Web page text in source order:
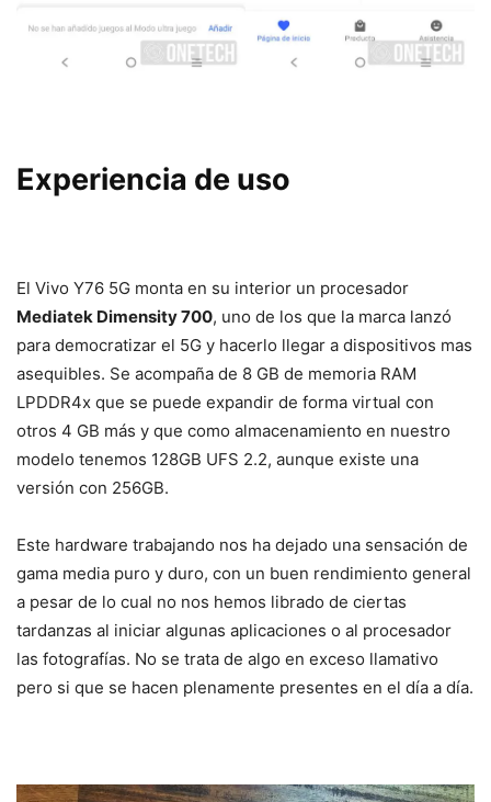
Experiencia de uso
El Vivo Y76 5G monta en su interior un procesador
Mediatek Dimensity 700, uno de los que la marca lanzó
para democratizar el 5G y hacerlo llegar a dispositivos mas
asequibles. Se acompaña de 8 GB de memoria RAM
LPDDR4x que se puede expandir de forma virtual con
otros 4 GB más y que como almacenamiento en nuestro
modelo tenemos 128GB UFS 2.2, aunque existe una
versión con 256GB.
Este hardware trabajando nos ha dejado una sensación de
gama media puro y duro, con un buen rendimiento general
a pesar de lo cual no nos hemos librado de ciertas
tardanzas al iniciar algunas aplicaciones o al procesador
las fotografías. No se trata de algo en exceso llamativo
pero si que se hacen plenamente presentes en el día a día.